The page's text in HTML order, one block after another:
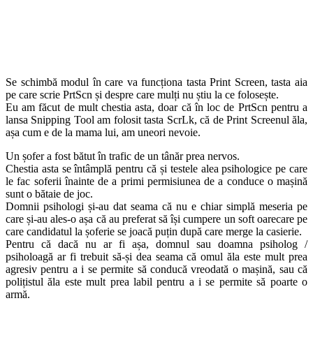
Se schimbă modul în care va funcționa tasta Print Screen, tasta aia
pe care scrie PrtScn și despre care mulți nu știu la ce folosește.
Eu am făcut de mult chestia asta, doar că în loc de PrtScn pentru a
lansa Snipping Tool am folosit tasta ScrLk, că de Print Screenul ăla,
așa cum e de la mama lui, am uneori nevoie.
Un șofer a fost bătut în trafic de un tânăr prea nervos.
Chestia asta se întâmplă pentru că și testele alea psihologice pe care
le fac soferii înainte de a primi permisiunea de a conduce o mașină
sunt o bătaie de joc.
Domnii psihologi și-au dat seama că nu e chiar simplă meseria pe
care și-au ales-o așa că au preferat să își cumpere un soft oarecare pe
care candidatul la șoferie se joacă puțin după care merge la casierie.
Pentru că dacă nu ar fi așa, domnul sau doamna psiholog /
psiholoagă ar fi trebuit să-și dea seama că omul ăla este mult prea
agresiv pentru a i se permite să conducă vreodată o mașină, sau că
polițistul ăla este mult prea labil pentru a i se permite să poarte o
armă.